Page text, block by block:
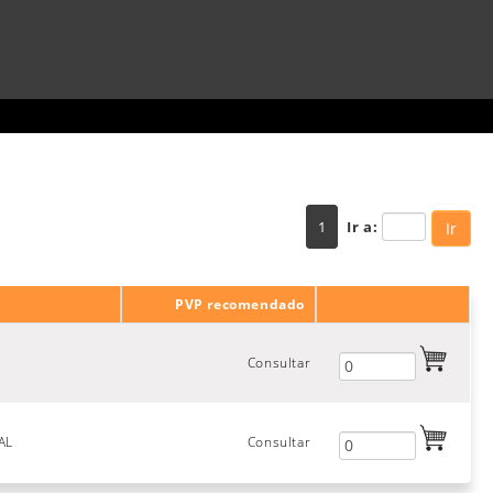
1 Ir a: Ir
PVP recomendado
Consultar
Consultar